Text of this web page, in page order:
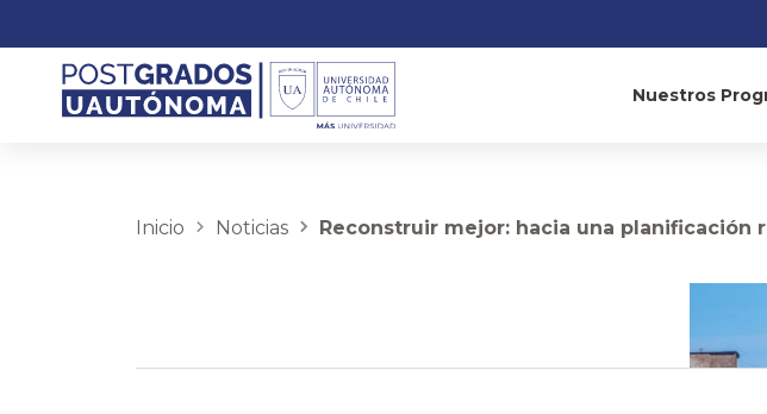
Nuestros
Inicio Noticias Reconstruir mejor: hacia una planificación